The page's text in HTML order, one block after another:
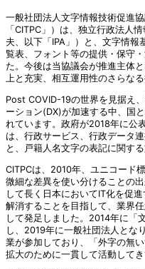
一般社団法人文字情報技術促進
「CITPC」）は、独立行政法人
夫、以下「IPA」）と、文字情
覧表、フォント等の提供・保守
た。今後は当協議会が推進主体
上と充実、相互運用性のさらな
Post COVID-19の世界を見据え
ーション(DX)が加速する中、国
れています。政府が2018年に公
は、行政サービス、行政データ
と、戸籍人名文字の表記に関す
CITPCは、2010年、ユニコード
微細な差異を使い分けることの
して長く日本においてIT化を促
解消することを目指して、業界
して発足しました。2014年に「
し、2019年に一般社団法人とな
業が参加しており、「外字の無
拡大のために一貫して活動してき